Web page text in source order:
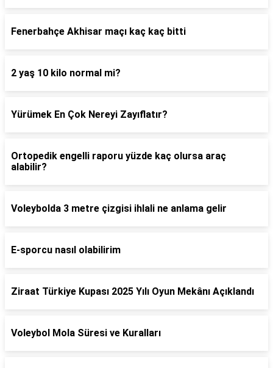
Fenerbahçe Akhisar maçı kaç kaç bitti
2 yaş 10 kilo normal mi?
Yürümek En Çok Nereyi Zayıflatır?
Ortopedik engelli raporu yüzde kaç olursa araç
alabilir?
Voleybolda 3 metre çizgisi ihlali ne anlama gelir
E-sporcu nasıl olabilirim
Ziraat Türkiye Kupası 2025 Yılı Oyun Mekânı Açıklandı
Voleybol Mola Süresi ve Kuralları